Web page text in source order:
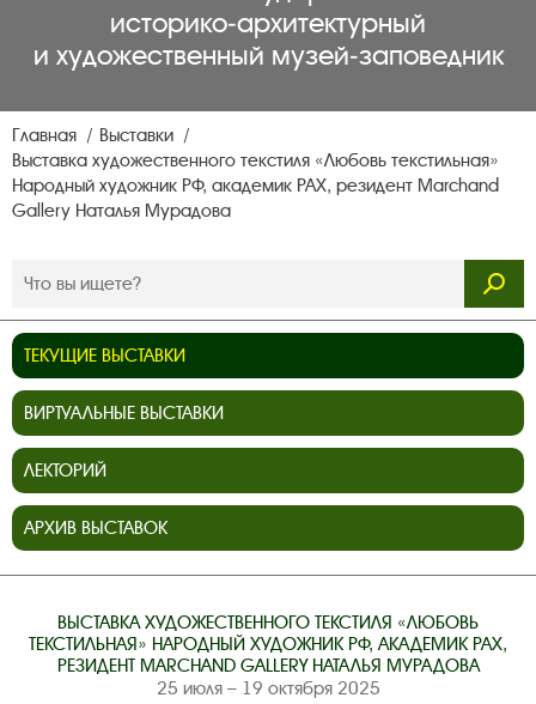
историко‑архитектурный
и художественный музей‑заповедник
Главная
Выставки
Выставка художественного текстиля «Любовь текстильная»
Народный художник РФ, академик РАХ, резидент Marchand
Gallery Наталья Мурадова
ТЕКУЩИЕ ВЫСТАВКИ
ВИРТУАЛЬНЫЕ ВЫСТАВКИ
ЛЕКТОРИЙ
АРХИВ ВЫСТАВОК
ВЫСТАВКА ХУДОЖЕСТВЕННОГО ТЕКСТИЛЯ «ЛЮБОВЬ
ТЕКСТИЛЬНАЯ» НАРОДНЫЙ ХУДОЖНИК РФ, АКАДЕМИК РАХ,
РЕЗИДЕНТ MARCHAND GALLERY НАТАЛЬЯ МУРАДОВА
25 июля – 19 октября 2025